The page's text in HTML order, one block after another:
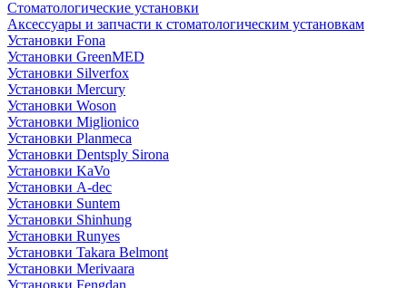
Стоматологические установки
Аксессуары и запчасти к стоматологическим установкам
Установки Fona
Установки GreenMED
Установки Silverfox
Установки Mercury
Установки Woson
Установки Miglionico
Установки Planmeca
Установки Dentsply Sirona
Установки KaVo
Установки A-dec
Установки Suntem
Установки Shinhung
Установки Runyes
Установки Takara Belmont
Установки Merivaara
Установки Fengdan